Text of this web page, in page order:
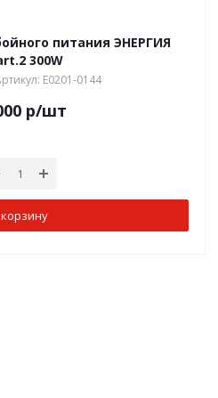
питания ЭНЕРГИЯ
300W
Е0201-0144
р/шт